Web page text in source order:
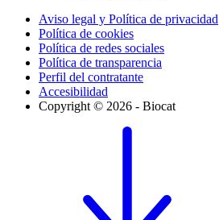
Aviso legal y Política de privacidad
Política de cookies
Política de redes sociales
Política de transparencia
Perfil del contratante
Accesibilidad
Copyright © 2026 - Biocat